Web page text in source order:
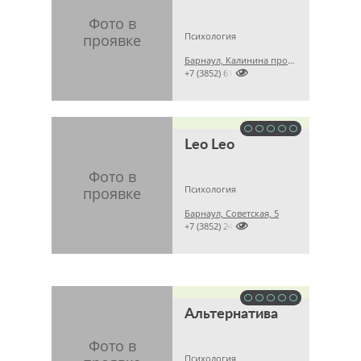
Психология
Барнаул, Калинина проспект, 14

+7 (3852) 617444
Leo Leo
Психология
Барнаул, Советская, 5

+7 (3852) 240317
Альтернатива
Психология